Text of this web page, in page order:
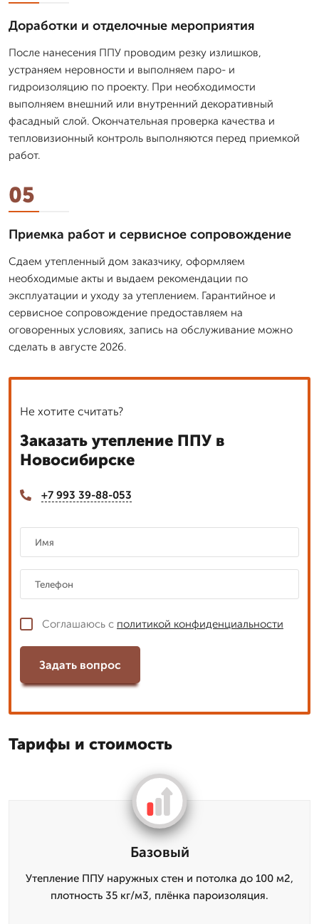
Доработки и отделочные мероприятия
После нанесения ППУ проводим резку излишков,
устраняем неровности и выполняем паро- и
гидроизоляцию по проекту. При необходимости
выполняем внешний или внутренний декоративный
фасадный слой. Окончательная проверка качества и
тепловизионный контроль выполняются перед приемкой
работ.
05
Приемка работ и сервисное сопровождение
Сдаем утепленный дом заказчику, оформляем
необходимые акты и выдаем рекомендации по
эксплуатации и уходу за утеплением. Гарантийное и
сервисное сопровождение предоставляем на
оговоренных условиях, запись на обслуживание можно
сделать в августе 2026.
Не хотите считать?
Заказать утепление ППУ в
Новосибирске
+7 993 39-88-053
Соглашаюсь с политикой конфиденциальности
Задать вопрос
Тарифы и стоимость
Базовый
Утепление ППУ наружных стен и потолка до 100 м2,
плотность 35 кг/м3, плёнка пароизоляция.